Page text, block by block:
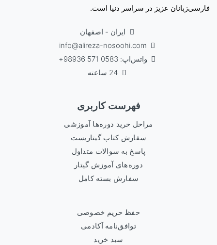
فارسی‌زبانان عزیز در سراسر دنیا است.
ایران - اصفهان
info@alireza-nosoohi.com
واتس‌اپ: 0583 571 98936+
24 ساعته
فهرست کاربری
مراحل خرید دوره‌ها آموزشی
سفارش کتاب گیتاریست
پاسخ به سوالات متداول
دوره‌های آموزش گیتار
سفارش بسته کامل
حفظ حریم خصوصی
توافق‌نامه آکادمی
سبد خرید